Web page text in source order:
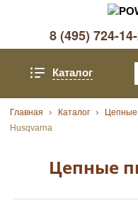
8 (495) 724-
Каталог
Главная Каталог Цепные
Husqvarna
Цепные